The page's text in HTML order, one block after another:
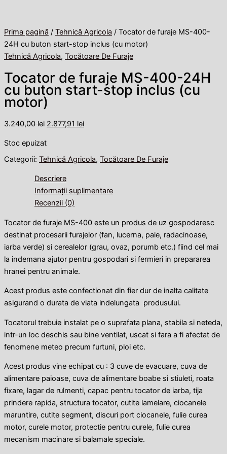
Prima pagină / Tehnică Agricola / Tocator de furaje MS-400-
24H cu buton start-stop inclus (cu motor)
Tehnică Agricola, Tocătoare De Furaje
Tocator de furaje MS-400-24H
cu buton start-stop inclus (cu
motor)
3.240,00lei 2.877,91 lei
Stoc epuizat
Categorii: Tehnică Agricola, Tocătoare De Furaje
Descriere
Informații suplimentare
Recenzii (0)
Tocator de furaje MS-400 este un produs de uz gospodaresc
destinat procesarii furajelor (fan, lucerna, paie, radacinoase,
iarba verde) si cerealelor (grau, ovaz, porumb etc.) fiind cel mai
la indemana ajutor pentru gospodari si fermieri in prepararea
hranei pentru animale.
Acest produs este confectionat din fier dur de inalta calitate
asigurand o durata de viata indelungata produsului.
Tocatorul trebuie instalat pe o suprafata plana, stabila si neteda,
intr-un loc deschis sau bine ventilat, uscat si fara a fi afectat de
fenomene meteo precum furtuni, ploi etc.
Acest produs vine echipat cu : 3 cuve de evacuare, cuva de
alimentare paioase, cuva de alimentare boabe si stiuleti, roata
fixare, lagar de rulmenti, capac pentru tocator de iarba, tija
prindere rapida, structura tocator, cutite lamelare, ciocanele
maruntire, cutite segment, discuri port ciocanele, fulie curea
motor, curele motor, protectie pentru curele, fulie curea
mecanism macinare si balamale speciale.